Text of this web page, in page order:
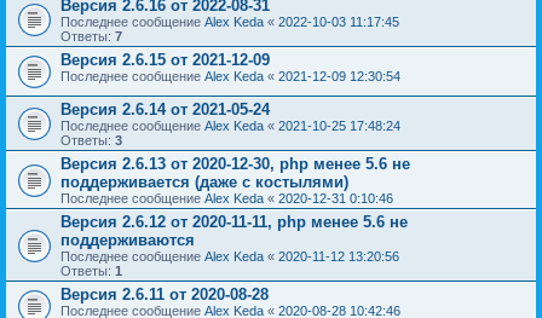
Версия 2.6.16 от 2022-08-31
Последнее сообщение Alex Keda « 2022-10-03 11:17:45
Ответы: 7
Версия 2.6.15 от 2021-12-09
Последнее сообщение Alex Keda « 2021-12-09 12:30:54
Версия 2.6.14 от 2021-05-24
Последнее сообщение Alex Keda « 2021-10-25 17:48:24
Ответы: 3
Версия 2.6.13 от 2020-12-30, php менее 5.6 не
поддерживается (даже с костылями)
Последнее сообщение Alex Keda « 2020-12-31 0:10:46
Версия 2.6.12 от 2020-11-11, php менее 5.6 не
поддерживаются
Последнее сообщение Alex Keda « 2020-11-12 13:20:56
Ответы: 1
Версия 2.6.11 от 2020-08-28
Последнее сообщение Alex Keda « 2020-08-28 10:42:46